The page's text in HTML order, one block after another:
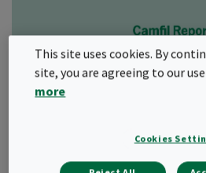
This site uses cookies. By
site, you are agreeing to our
more
Cookies